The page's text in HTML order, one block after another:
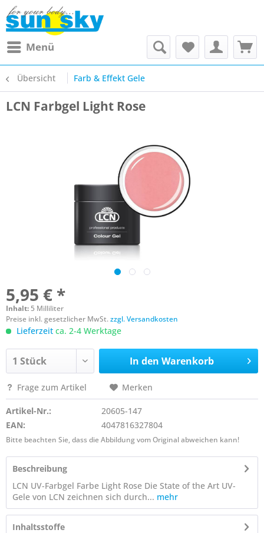
Menü
Übersicht Farb & Effekt Gele
LCN Farbgel Light Rose
5,95 € *
Inhalt: 5 Milliliter
Preise inkl. gesetzlicher MwSt.zzgl. Versandkosten
Lieferzeit ca. 2-4 Werktage
In den Warenkorb
Frage zum Artikel Merken
Artikel-Nr.:
20605-147
EAN:
4047816327804
Bitte beachten Sie, dass die Abbildung vom Original abweichen kann!
Beschreibung
LCN UV-Farbgel Farbe Light Rose Die State of the Art UV-
Gele von LCN zeichnen sich durch... mehr
Inhaltsstoffe